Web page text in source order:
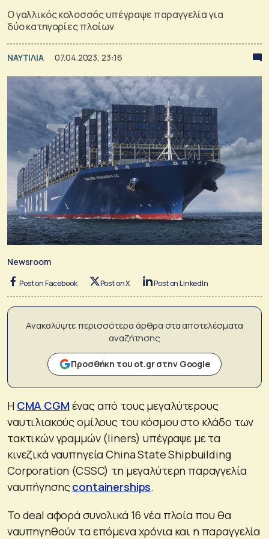
Ο γαλλικός κολοσσός υπέγραψε παραγγελία για
δύο κατηγορίες πλοίων
ΝΑΥΤΙΛΙΑ 07.04.2023, 23:16
Newsroom
Post on Facebook Post on X Post on LinkedIn
Ανακαλύψτε περισσότερα άρθρα στα αποτελέσματα
αναζήτησης
Προσθήκη του ot.gr στην Google
Η CMA CGM ένας από τους μεγαλύτερους
ναυτιλιακούς ομίλους του κόσμου στο κλάδο των
τακτικών γραμμών (liners) υπέγραψε με τα
κινεζικά ναυπηγεία China State Shipbuilding
Corporation (CSSC) τη μεγαλύτερη παραγγελία
ναυπήγησηςcontainerships.
Το deal αφορά συνολικά 16 νέα πλοία που θα
ναυπηγηθούν τα επόμενα χρόνια και η παραγγελία